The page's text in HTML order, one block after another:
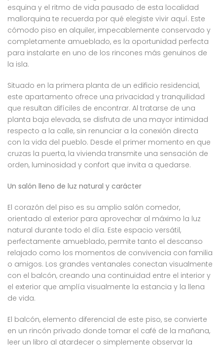
esquina y el ritmo de vida pausado de esta localidad
mallorquina te recuerda por qué elegiste vivir aquí. Este
cómodo piso en alquiler, impecablemente conservado y
completamente amueblado, es la oportunidad perfecta
para instalarte en uno de los rincones más genuinos de
la isla.
Situado en la primera planta de un edificio residencial,
este apartamento ofrece una privacidad y tranquilidad
que resultan difíciles de encontrar. Al tratarse de una
planta baja elevada, se disfruta de una mayor intimidad
respecto a la calle, sin renunciar a la conexión directa
con la vida del pueblo. Desde el primer momento en que
cruzas la puerta, la vivienda transmite una sensación de
orden, luminosidad y confort que invita a quedarse.
Un salón lleno de luz natural y carácter
El corazón del piso es su amplio salón comedor,
orientado al exterior para aprovechar al máximo la luz
natural durante todo el día. Este espacio versátil,
perfectamente amueblado, permite tanto el descanso
relajado como los momentos de convivencia con familia
o amigos. Los grandes ventanales conectan visualmente
con el balcón, creando una continuidad entre el interior y
el exterior que amplía visualmente la estancia y la llena
de vida.
El balcón, elemento diferencial de este piso, se convierte
en un rincón privado donde tomar el café de la mañana,
leer un libro al atardecer o simplemente observar la